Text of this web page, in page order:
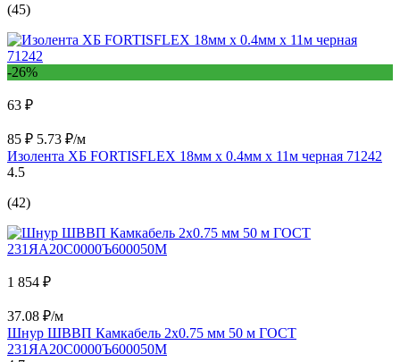
(45)
-26%
63 ₽
85 ₽ 5.73 ₽/м
Изолента ХБ FORTISFLEX 18мм х 0.4мм х 11м черная 71242
4.5
(42)
1 854 ₽
37.08 ₽/м
Шнур ШВВП Камкабель 2x0.75 мм 50 м ГОСТ
231ЯA20C0000Ъ600050М